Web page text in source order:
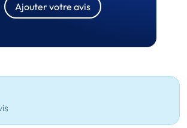
Ajouter votre avis